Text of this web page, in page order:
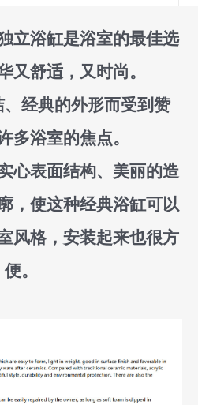
立浴缸是浴室的最佳选
又舒适，又时尚。
经典的外形而受到赞
多浴室的焦点。
心表面结构、美丽的造
，使这种经典浴缸可以
风格，安装起来也很方
便。